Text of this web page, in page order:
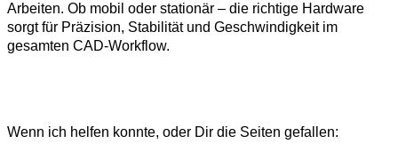
Arbeiten. Ob mobil oder stationär – die richtige Hardware
sorgt für Präzision, Stabilität und Geschwindigkeit im
gesamten CAD‑Workflow.
Wenn ich helfen konnte, oder Dir die Seiten gefallen: